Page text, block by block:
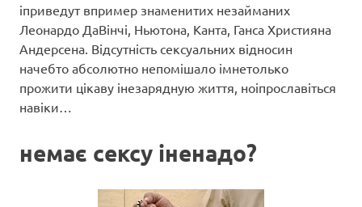
іприведут впример знаменитих незайманих
Леонардо ДаВінчі, Ньютона, Канта, Ганса Християна
Андерсена. Відсутність сексуальних відносин
начебто абсолютно непомішало імнетолько
прожити цікаву інезарядную життя, ноіпрославіться
навіки…
немає сексу іненадо?